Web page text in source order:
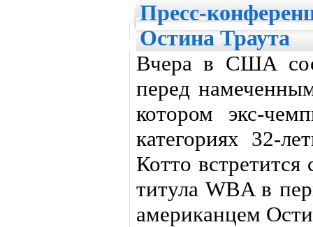
Пресс-
Остина Траута
Вчера в США
перед
котором экс-
категориях 32-
Котто встретится
титула WBA в
американцем